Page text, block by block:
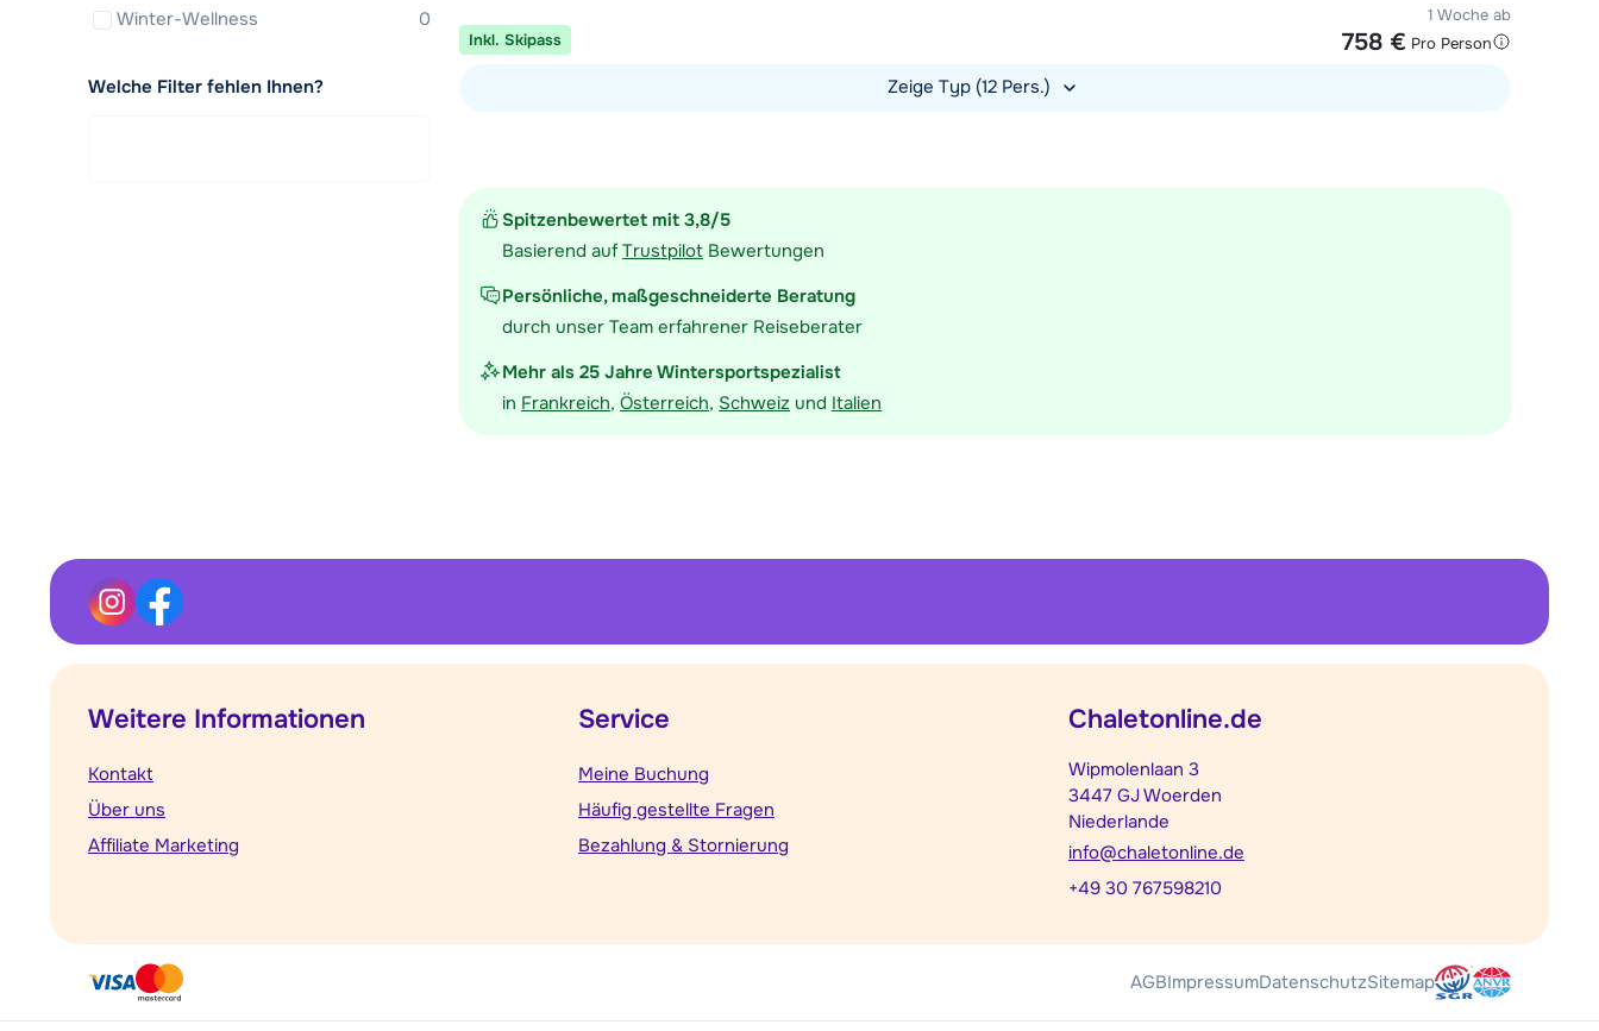
Spitzenbewertet mit 3,8/5
Basierend aufTrustpilot Bewertungen
Persönliche, maßgeschneiderte Beratung
durch unser Team erfahrener Reiseberater
Mehr als 25 Jahre Wintersportspezialist
in Frankreich, Österreich, Schweiz und Italien
1 Woche ab
758 € Pro Person
Inkl. Skipass
Zeige Typ (12 Pers.)
Winter-Wellness
0
Welche Filter fehlen Ihnen?
Weitere Informationen
Kontakt
Über uns
Affiliate Marketing
Service
Meine Buchung
Häufig gestellte Fragen
Bezahlung & Stornierung
Chaletonline.de
Wipmolenlaan 3
3447 GJ Woerden
Niederlande
info@chaletonline.de
+49 30 767598210
AGBImpressumDatenschutzSitemap